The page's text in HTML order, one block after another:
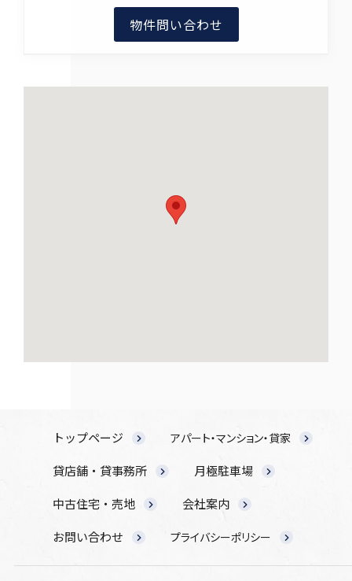
物件問い合わせ
トップページ アパート・マンション・貸家
貸店舗・貸事務所
月極駐車場
中古住宅・売地
会社案内
お問い合わせ
プライバシーポリシー